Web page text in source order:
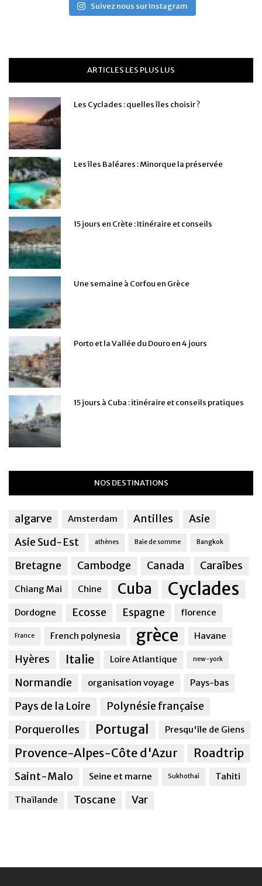
Suivez nous sur Instagram
ARTICLES LES PLUS LUS
Les Cyclades : quelles îles choisir ?
Les îles Baléares : Minorque la préservée
15 jours en Crète : Itinéraire et conseils
Une semaine à Corfou en Grèce
Porto et la Vallée du Douro en 4 jours
15 jours à Cuba : itinéraire et conseils pratiques
NOS DESTINATIONS
algarve Amsterdam Antilles
Asie
Asie Sud-Est
athènes Baie de somme Bangkok
Bretagne Cambodge Canada Caraîbes
Chiang Mai Chine Cuba Cyclades
Dordogne Ecosse Espagne florence
France French polynesia grèce Havane
Hyères Italie Loire Atlantique new-york
Normandie organisation voyage Pays-bas
Pays de la Loire
Polynésie française
Porquerolles
Portugal Presqu'île de Giens
Provence-Alpes-Côte d'Azur Roadtrip
Saint-Malo Seine et marne Sukhothai Tahiti
Thaïlande Toscane Var